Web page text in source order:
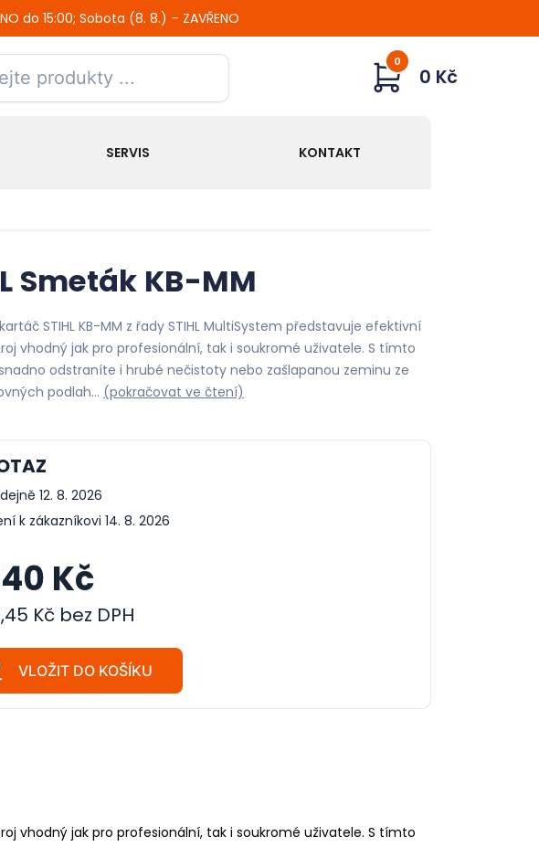
do 15:00; Sobota (8. 8.) – ZAVŘENO
0
0 Kč
SERVIS KONTAKT
Smeták KB-MM
STIHL KB-MM z řady STIHL MultiSystem představuje efektivní
vhodný jak pro profesionální, tak i soukromé uživatele. S tímto
odstraníte i hrubé nečistoty nebo zašlapanou zeminu ze
podlah… (pokračovat ve čtení)
12. 8. 2026
k zákazníkovi 14. 8. 2026
Kč
Kč bez DPH
VLOŽIT DO KOŠÍKU
vhodný jak pro profesionální, tak i soukromé uživatele. S tímto